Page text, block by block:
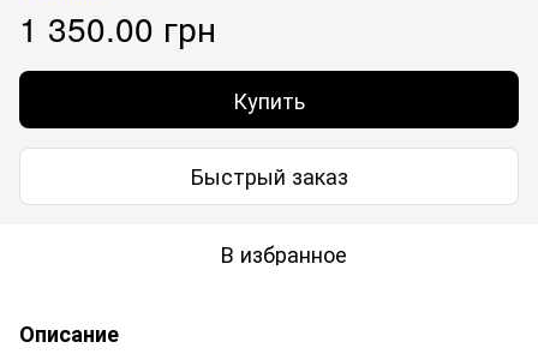
1 350.00 грн
Купить
Быстрый заказ
В избранное
Описание